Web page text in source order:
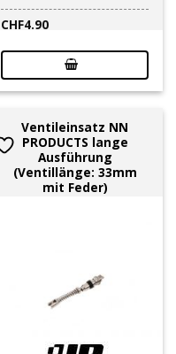
CHF4.90
Ventileinsatz NN
PRODUCTS lange
Ausführung
(Ventillänge: 33mm
mit Feder)